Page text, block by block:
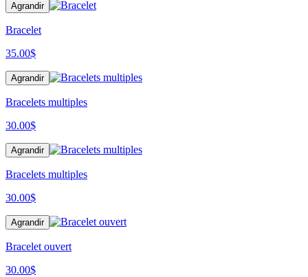
Agrandir
Bracelet
35.00$
Agrandir
Bracelets multiples
30.00$
Agrandir
Bracelets multiples
30.00$
Agrandir
Bracelet ouvert
30.00$